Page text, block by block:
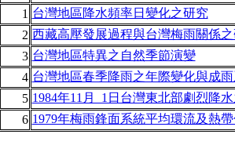
1 台灣地區降水頻率日變化之研究
2 西藏高壓發展過程與台灣梅雨關係
3 台灣地區特異之自然季節演變
4 台灣地區春季降雨之年際變化與成
5 1984年11月_1日台灣東北部劇烈降
6 1979年梅雨鋒面系統平均環流及熱